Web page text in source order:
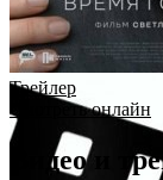
Трейлер
Смотреть онлайн
Видео и